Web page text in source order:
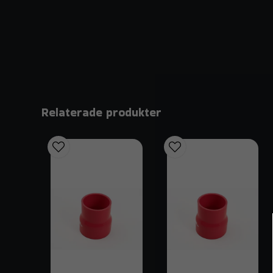
Relaterade produkter